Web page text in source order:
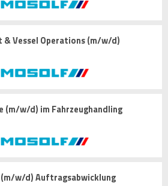
& Vessel Operations (m/w/d)
(m/w/d) im Fahrzeughandling
w/d) Auftragsabwicklung